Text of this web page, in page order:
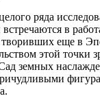
ряда
в
еще в
этой точки
земных